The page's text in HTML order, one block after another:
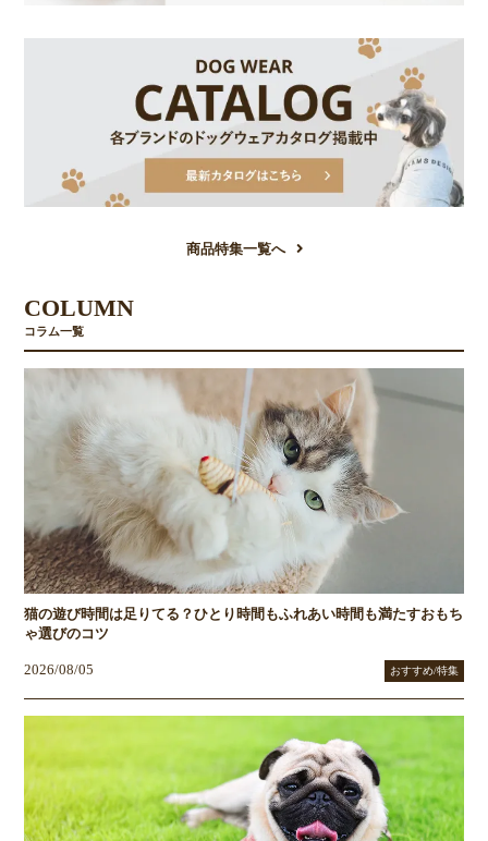
商品特集一覧へ
COLUMN
コラム一覧
猫の遊び時間は足りてる？ひとり時間もふれあい時間も満たすおもち
ゃ選びのコツ
2026/08/05 おすすめ/特集